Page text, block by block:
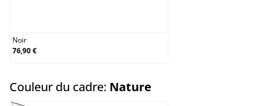
Noir
76,90 €
Couleur du cadre: Nature